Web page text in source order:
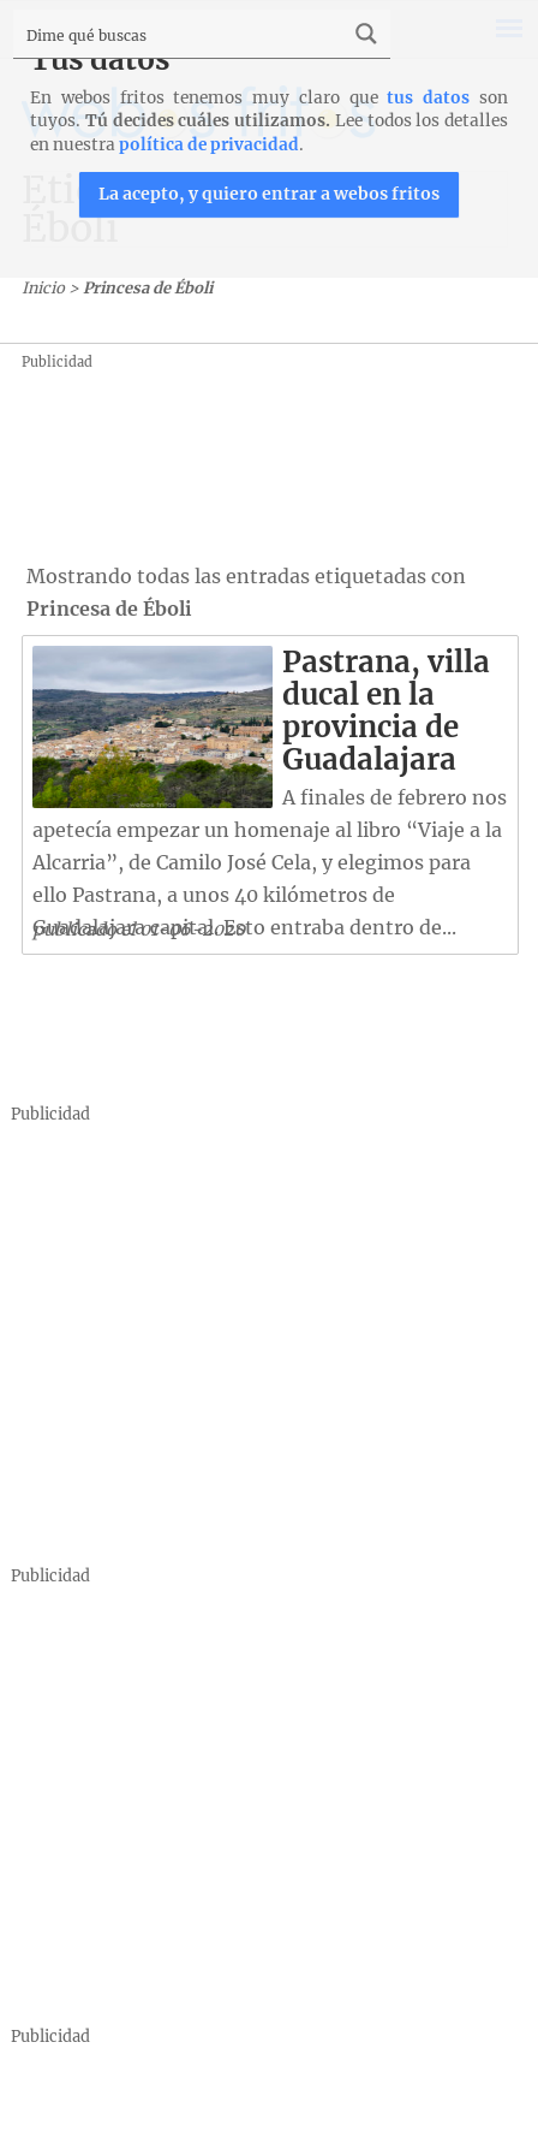
Etiqueta: Princesa de
Éboli
Inicio> Princesa de Éboli
Publicidad
Mostrando todas las entradas etiquetadas con
Princesa de Éboli
Pastrana, villa
ducal en la
provincia de
Guadalajara
A finales de febrero nos
apetecía empezar un homenaje al libro “Viaje a la
Alcarria”, de Camilo José Cela, y elegimos para
ello Pastrana, a unos 40 kilómetros de
Guadalajara capital. Esto entraba dentro de...
publicado el 01-06-2020
Publicidad
Publicidad
Publicidad
Tus datos
En webos fritos tenemos muy claro quetus datos son
tuyos. Tú decides cuáles utilizamos. Lee todos los detalles
en nuestrapolítica de privacidad.
La acepto, y quiero entrar a webos fritos